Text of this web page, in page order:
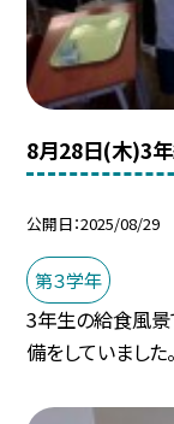
8月28日(木)3
公開日 2025/08/29
第３学年
3年生の給食風景
備をしていました